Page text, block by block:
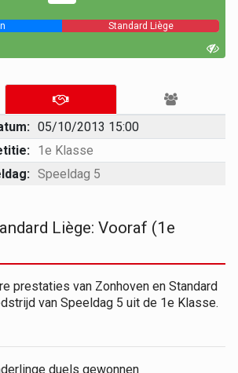
Standard Liège
05/10/2013 15:00
1e Klasse
Speeldag 5
Liège: Vooraf (1e
prestaties van Zonhoven en Standard
van Speeldag 5 uit de 1e Klasse.
duels gewonnen